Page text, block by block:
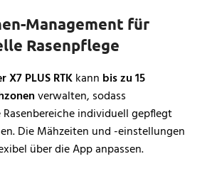
Management für
Rasenpflege
X7 PLUS RTKkann bis zu 15
verwalten, sodass
individuell gepflegt
Die Mähzeiten und -einstellungen
über die App anpassen.